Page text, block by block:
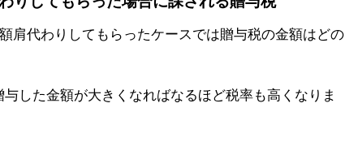
肩代わりしてもらったケースでは贈与税の金額はどの
した金額が大きくなればなるほど税率も高くなりま